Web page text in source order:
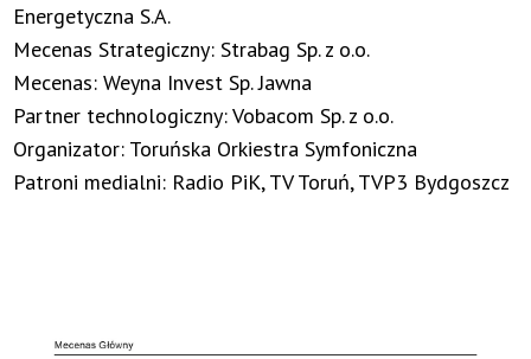
Energetyczna S.A.
Mecenas Strategiczny: Strabag Sp. z o.o.
Mecenas: Weyna Invest Sp. Jawna
Partner technologiczny: Vobacom Sp. z o.o.
Organizator: Toruńska Orkiestra Symfoniczna
Patroni medialni: Radio PiK, TV Toruń, TVP3 Bydgoszcz